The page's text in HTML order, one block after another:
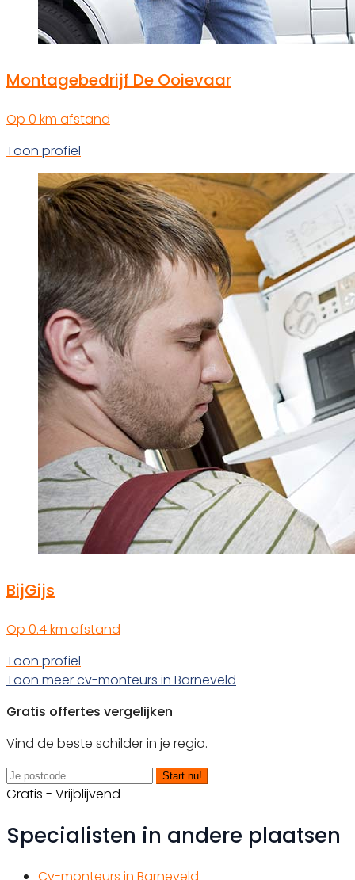
Montagebedrijf De Ooievaar
Op 0 km afstand
Toon profiel
BijGijs
Op 0.4 km afstand
Toon profiel
Toon meer cv-monteurs in Barneveld
Gratis offertes vergelijken
Vind de beste schilder in je regio.
Start nu!
Gratis - Vrijblijvend
Specialisten in andere plaatsen